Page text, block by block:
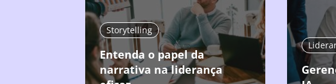
Storytelling
Entenda o papel da
narrativa na liderança